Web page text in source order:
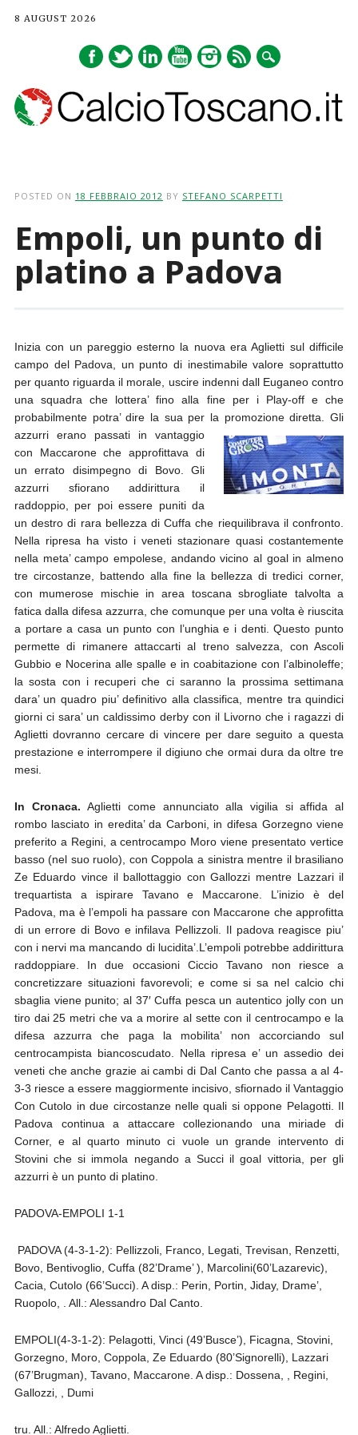
8 AUGUST 2026
POSTED ON 18 FEBBRAIO 2012 BY STEFANO SCARPETTI
Empoli, un punto di
platino a Padova
Inizia con un pareggio esterno la nuova era Aglietti sul difficile
campo del Padova, un punto di inestimabile valore soprattutto
per quanto riguarda il morale, uscire indenni dall Euganeo contro
una squadra che lottera’ fino alla fine per i Play-off e che
probabilmente potra’ dire la sua per la promozione diretta. Gli
azzurri erano passati in vantaggio
con Maccarone che approfittava di
un errato disimpegno di Bovo. Gli
azzurri sfiorano addirittura il
raddoppio, per poi essere puniti da
un destro di rara bellezza di Cuffa che riequilibrava il confronto.
Nella ripresa ha visto i veneti stazionare quasi costantemente
nella meta’ campo empolese, andando vicino al goal in almeno
tre circostanze, battendo alla fine la bellezza di tredici corner,
con mumerose mischie in area toscana sbrogliate talvolta a
fatica dalla difesa azzurra, che comunque per una volta è riuscita
a portare a casa un punto con l’unghia e i denti. Questo punto
permette di rimanere attaccarti al treno salvezza, con Ascoli
Gubbio e Nocerina alle spalle e in coabitazione con l’albinoleffe;
la sosta con i recuperi che ci saranno la prossima settimana
dara’ un quadro piu’ definitivo alla classifica, mentre tra quindici
giorni ci sara’ un caldissimo derby con il Livorno che i ragazzi di
Aglietti dovranno cercare di vincere per dare seguito a questa
prestazione e interrompere il digiuno che ormai dura da oltre tre
mesi.
In Cronaca.Aglietti come annunciato alla vigilia si affida al
rombo lasciato in eredita’ da Carboni, in difesa Gorzegno viene
preferito a Regini, a centrocampo Moro viene presentato vertice
basso (nel suo ruolo), con Coppola a sinistra mentre il brasiliano
Ze Eduardo vince il ballottaggio con Gallozzi mentre Lazzari il
trequartista a ispirare Tavano e Maccarone. L’inizio è del
Padova, ma è l’empoli ha passare con Maccarone che approfitta
di un errore di Bovo e infilava Pellizzoli. Il padova reagisce piu’
con i nervi ma mancando di lucidita’.L’empoli potrebbe addirittura
raddoppiare. In due occasioni Ciccio Tavano non riesce a
concretizzare situazioni favorevoli; e come si sa nel calcio chi
sbaglia viene punito; al 37′ Cuffa pesca un autentico jolly con un
tiro dai 25 metri che va a morire al sette con il centrocampo e la
difesa azzurra che paga la mobilita’ non accorciando sul
centrocampista biancoscudato. Nella ripresa e’ un assedio dei
veneti che anche grazie ai cambi di Dal Canto che passa a al 4-
3-3 riesce a essere maggiormente incisivo, sfiornado il Vantaggio
Con Cutolo in due circostanze nelle quali si oppone Pelagotti. Il
Padova continua a attaccare collezionando una miriade di
Corner, e al quarto minuto ci vuole un grande intervento di
Stovini che si immola negando a Succi il goal vittoria, per gli
azzurri è un punto di platino.
PADOVA-EMPOLI 1-1
PADOVA (4-3-1-2): Pellizzoli, Franco, Legati, Trevisan, Renzetti,
Bovo, Bentivoglio, Cuffa (82’Drame’ ), Marcolini(60’Lazarevic),
Cacia, Cutolo (66’Succi). A disp.: Perin, Portin, Jiday, Drame’,
Ruopolo, . All.: Alessandro Dal Canto.
EMPOLI(4-3-1-2): Pelagotti, Vinci (49’Busce’), Ficagna, Stovini,
Gorzegno, Moro, Coppola, Ze Eduardo (80’Signorelli), Lazzari
(67’Brugman), Tavano, Maccarone. A disp.: Dossena, , Regini,
Gallozzi, , Dumi
tru. All.: Alfredo Aglietti.